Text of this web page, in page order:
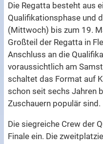
Die Regatta besteht aus
Qualifikationsphase und
(Mittwoch) bis zum 19.
Großteil der Regatta in
Anschluss an die
voraussichtlich am
schaltet das Format auf
schon seit sechs Jahren
Zuschauern populär sind.
Die siegreiche Crew der
Finale ein. Die